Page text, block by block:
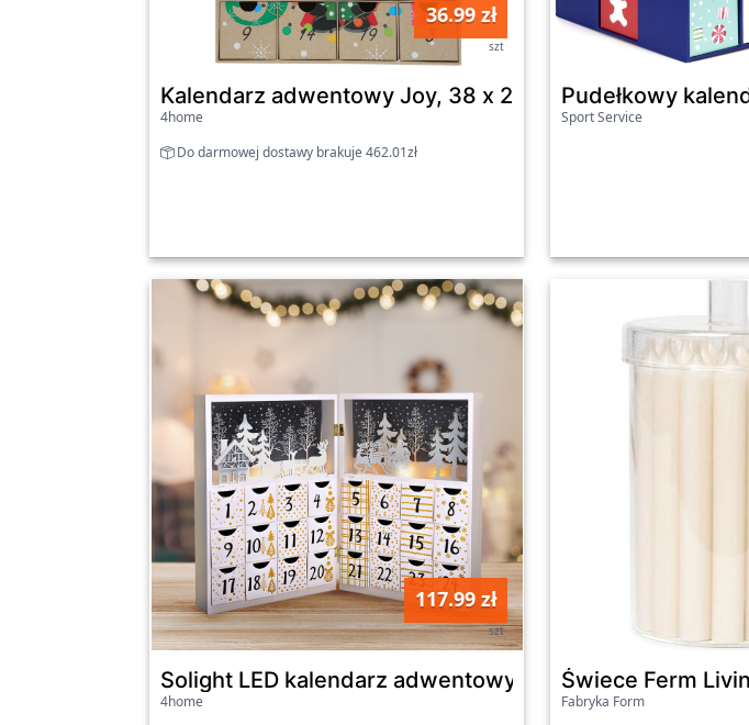
36.99 zł
szt
Kalendarz adwentowy Joy, 38 x 26 x 6,5 cm
4home
Do darmowej dostawy brakuje 462.01zł
Pudełkowy
Sport Service
117.99 zł
szt
Solight LED kalendarz adwentowy Książka, 8x LED, 40
4home
Świece Ferm
Fabryka Form